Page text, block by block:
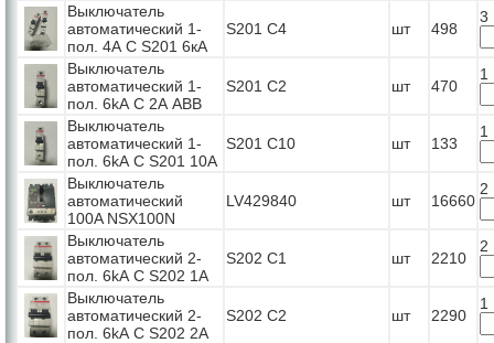
Выключатель
автоматический 1-
пол. 4А С S201 6кА
S201 C4 шт 498
3
Выключатель
автоматический 1-
пол. 6kА С 2А ABB
S201 C2 шт 470
1
Выключатель
автоматический 1-
пол. 6kА С S201 10А
S201 C10 шт 133
1
Выключатель
автоматический
100A NSX100N
LV429840 шт 16660
2
Выключатель
автоматический 2-
пол. 6kА С S202 1А
S202 C1 шт 2210
2
Выключатель
автоматический 2-
пол. 6kА С S202 2А
S202 C2 шт 2290
1